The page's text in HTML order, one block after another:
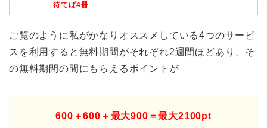
待てば4冊
ご覧のように私がかなりオススメしている4つのサービ
スを利用すると無料期間がそれぞれ2週間ほどあり、そ
の無料期間の間にもらえるポイントが
600＋600＋最大900＝最大2100pt